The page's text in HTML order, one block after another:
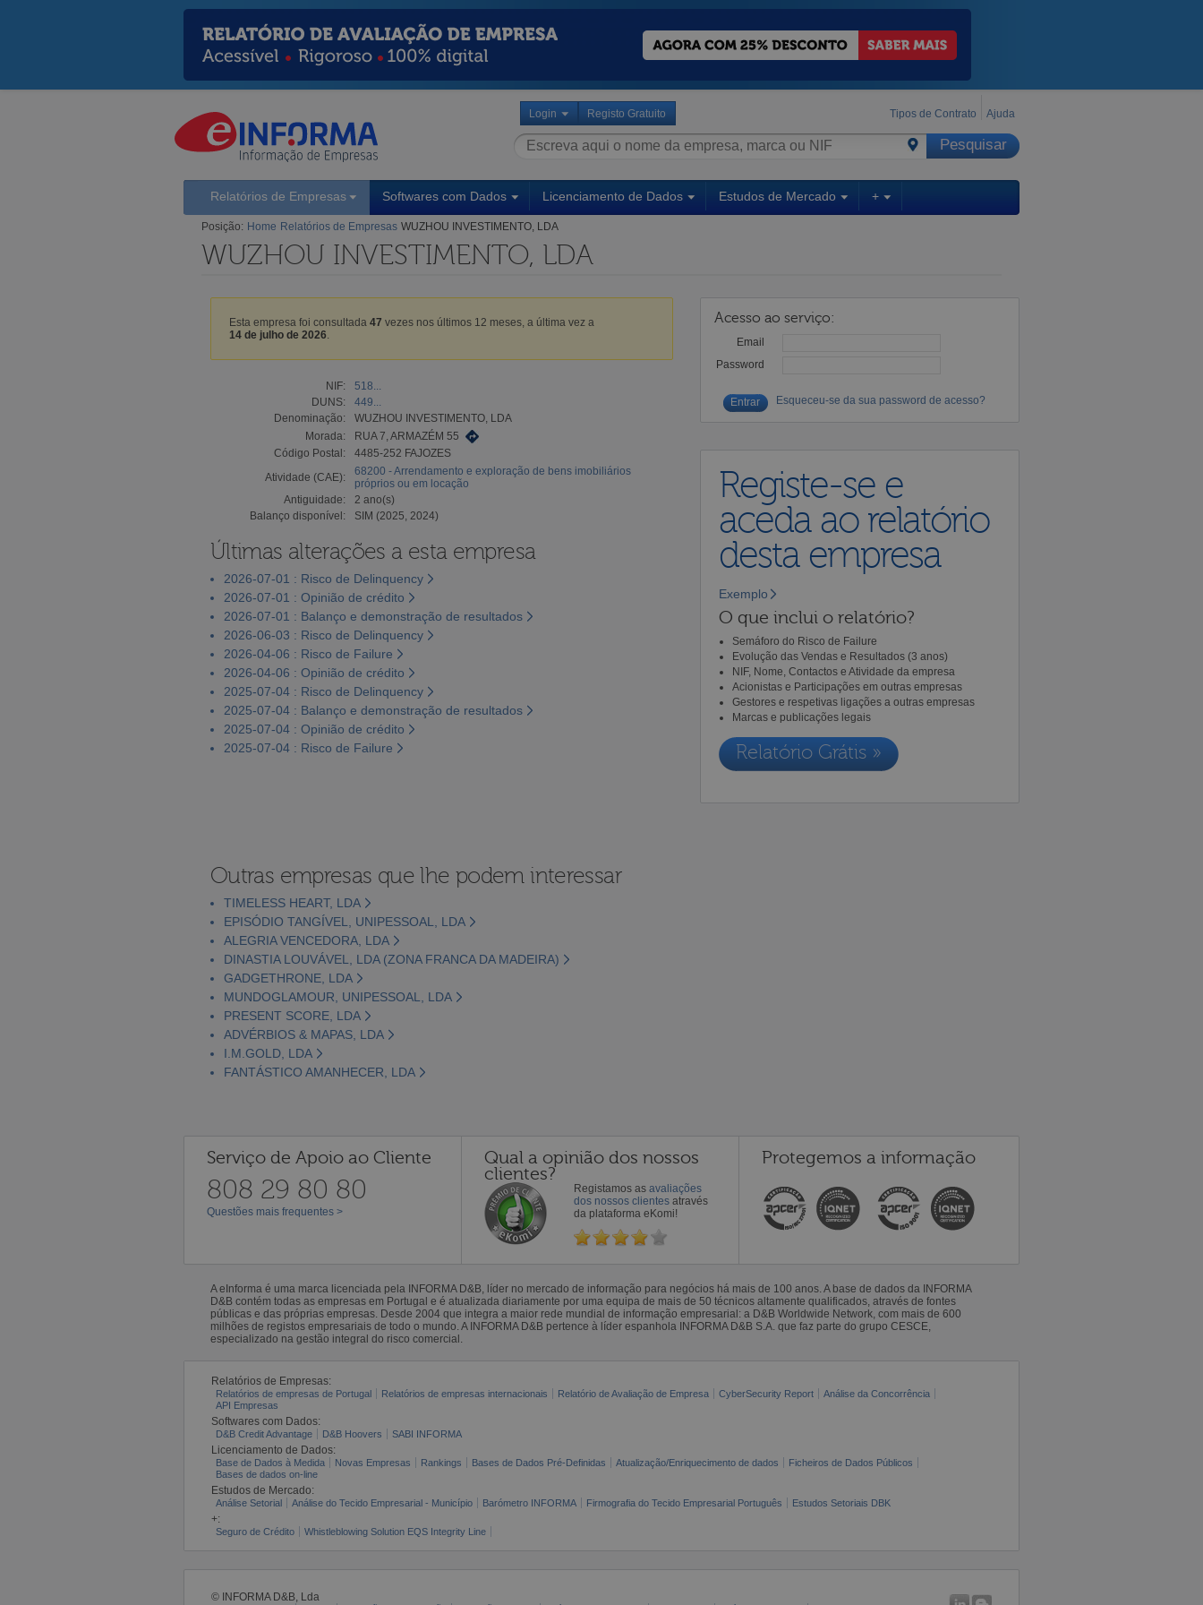
Login Registo Gratuito Tipos de Contrato Ajuda
Relatórios de Empresas Softwares com Dados Licenciamento de Dados Estudos de Mercado +
Posição: Home Relatórios de Empresas WUZHOU INVESTIMENTO, LDA
WUZHOU INVESTIMENTO, LDA
Esta empresa foi consultada 47 vezes nos últimos 12 meses, a última vez a
14 de julho de 2026
NIF:
518...
DUNS:
449...
Denominação:
WUZHOU INVESTIMENTO, LDA
Morada:
RUA 7, ARMAZÉM 55
Código Postal:
4485-252 FAJOZES
Atividade (CAE):
68200 - Arrendamento e exploração de bens imobiliários
próprios ou em locação
Antiguidade:
2 ano(s)
Balanço disponível:
SIM (2025, 2024)
Últimas alterações a esta empresa
2026-07-01 : Risco de Delinquency
2026-07-01 : Opinião de crédito
2026-07-01 : Balanço e demonstração de resultados
2026-06-03 : Risco de Delinquency
2026-04-06 : Risco de Failure
2026-04-06 : Opinião de crédito
2025-07-04 : Risco de Delinquency
2025-07-04 : Balanço e demonstração de resultados
2025-07-04 : Opinião de crédito
2025-07-04 : Risco de Failure
Acesso ao serviço:
Email
Password
Esqueceu-se da sua password de acesso?
Registe-se e
aceda ao relatório
desta empresa
Exemplo
O que inclui o relatório?
Semáforo do Risco de Failure
Evolução das Vendas e Resultados (3 anos)
NIF, Nome, Contactos e Atividade da empresa
Acionistas e Participações em outras empresas
Gestores e respetivas ligações a outras empresas
Marcas e publicações legais
Relatório Grátis »
Outras empresas que lhe podem interessar
TIMELESS HEART, LDA
EPISÓDIO TANGÍVEL, UNIPESSOAL, LDA
ALEGRIA VENCEDORA, LDA
DINASTIA LOUVÁVEL, LDA (ZONA FRANCA DA MADEIRA)
GADGETHRONE, LDA
MUNDOGLAMOUR, UNIPESSOAL, LDA
PRESENT SCORE, LDA
ADVÉRBIOS & MAPAS, LDA
I.M.GOLD, LDA
FANTÁSTICO AMANHECER, LDA
Serviço de Apoio ao Cliente
808 29 80 80
Questões mais frequentes >
Qual a opinião dos nossos
clientes?
Registamos as avaliações
dos nossos clientes através
da plataforma eKomi!
Protegemos a informação
A eInforma é uma marca licenciada pela INFORMA D&B, líder no mercado de informação para negócios há mais de 100 anos. A base de dados da INFORMA
D&B contém todas as empresas em Portugal e é atualizada diariamente por uma equipa de mais de 50 técnicos altamente qualificados, através de fontes
públicas e das próprias empresas. Desde 2004 que integra a maior rede mundial de informação empresarial: a D&B Worldwide Network, com mais de 600
milhões de registos empresariais de todo o mundo. A INFORMA D&B pertence à líder espanhola INFORMA D&B S.A. que faz parte do grupo CESCE,
especializado na gestão integral do risco comercial.
Relatórios de Empresas:
Relatórios de empresas de Portugal Relatórios de empresas internacionais Relatório de Avaliação de Empresa CyberSecurity Report
Análise da Concorrência
API Empresas
Softwares com Dados:
D&B Credit Advantage D&B Hoovers SABI INFORMA
Licenciamento de Dados:
Base de Dados à Medida Novas Empresas Rankings Bases de Dados Pré-Definidas Atualização/Enriquecimento de dados
Ficheiros de Dados Públicos
Bases de dados on-line
Estudos de Mercado:
Análise Setorial Análise do Tecido Empresarial - Município Barómetro INFORMA Firmografia do Tecido Empresarial Português Estudos Setoriais DBK
+:
Seguro de Crédito Whistleblowing Solution EQS Integrity Line
© INFORMA D&B, Lda